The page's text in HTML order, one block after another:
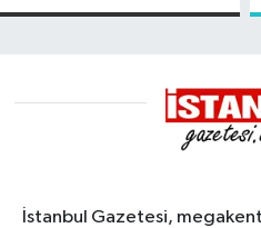
İstanbul Gazetesi,